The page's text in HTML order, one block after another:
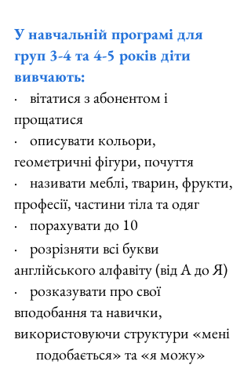
У навчальній програмі для
груп 3-4 та 4-5 років діти
вивчають:
·    вітатися з абонентом і
прощатися
·    описувати кольори,
геометричні фігури, почуття
·    називати меблі, тварин, фрукти,
професії, частини тіла та одяг
·    порахувати до 10
·    розрізняти всі букви
англійського алфавіту (від А до Я)
·    розказувати про свої
вподобання та навички,
використовуючи структури «мені
       подобається» та «я можу»